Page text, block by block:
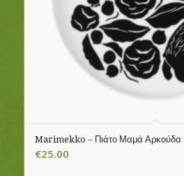
Marimekko – Πιάτο Μαμά Αρκούδα
€25.00